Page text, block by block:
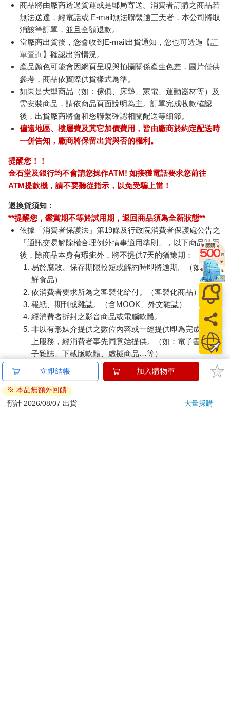
商品將由廠商透過貨運或是郵局寄送。消費者訂購之商品若
無法送達，經電話或 E-mail無法聯繫逾三天者，本公司將取
消該筆訂單，並且全額退款。
當廠商出貨後，您會收到E-mail出貨通知，您也可透過【訂
單查詢】確認出貨情況。
產品顏色可能會因網頁呈現與拍攝關係產生色差，圖片僅供
參考，商品依實際供貨樣式為準。
如果是大型商品（如：傢俱、床墊、家電、運動器材等）及
需安裝商品，請依商品頁面說明為主。訂單完成收款確認
後，出貨廠商將會和您聯繫確認相關配送等細節。
偏遠地區、樓層費及其它加價費用，皆由廠商於約定配送時
一併告知，廠商將保留出貨與否的權利。
提醒您！！
金石堂及銀行均不會請您操作ATM! 如接獲電話要求您前往
ATM提款機，請不要聽從指示，以免受騙上當！
退換貨須知：
**提醒您，鑑賞期不等於試用期，退回商品須為全新狀態**
依據「消費者保護法」第19條及行政院消費者保護處公告之
「通訊交易解除權合理例外情事適用準則」，以下商品購買
後，除商品本身有瑕疵外，將不提供7天的猶豫期：
易於腐敗、保存期限較短或解約時即將逾期。（如：生
鮮食品）
依消費者要求所為之客製化給付。（客製化商品）
報紙、期刊或雜誌。（含MOOK、外文雜誌）
經消費者拆封之影音商品或電腦軟體。
非以有形媒介提供之數位內容或一經提供即為完成之線
上服務，經消費者事先同意始提供。（如：電子書、電
子雜誌、下載版軟體、虛擬商品…等）
已拆封之個人衛生用品。（如：內衣褲、刮鬍刀、除毛
若非上列種類商品，均享有到貨7天的猶豫期（含例假
日）。
立即結帳 加入購物車
※ 本品無額外回饋
預計 2026/08/07 出貨
大量採購